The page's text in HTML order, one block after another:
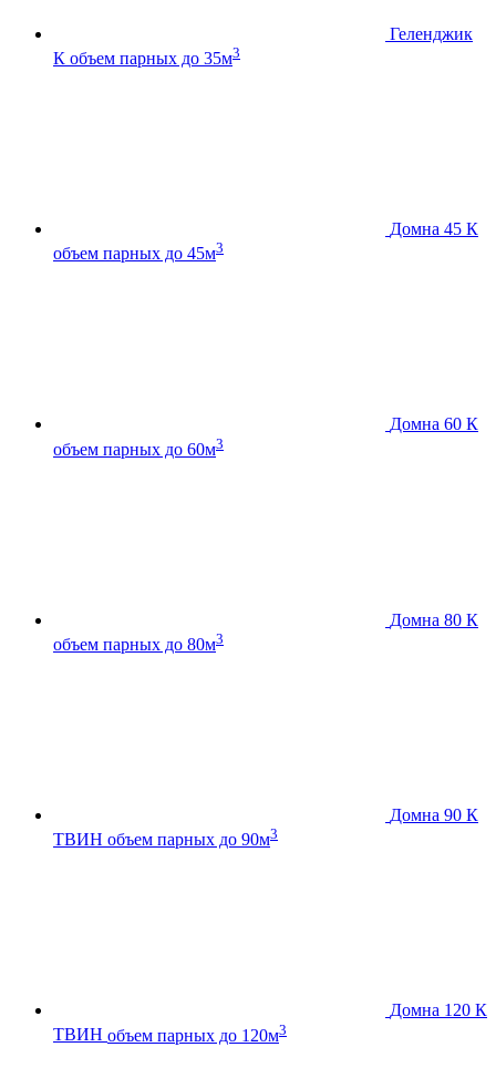
Геленджик
К объем парных до 35м3
Домна 45 К
объем парных до 45м3
Домна 60 К
объем парных до 60м3
Домна 80 К
объем парных до 80м3
Домна 90 К
ТВИН объем парных до 90м3
Домна 120 К
ТВИН объем парных до 120м3